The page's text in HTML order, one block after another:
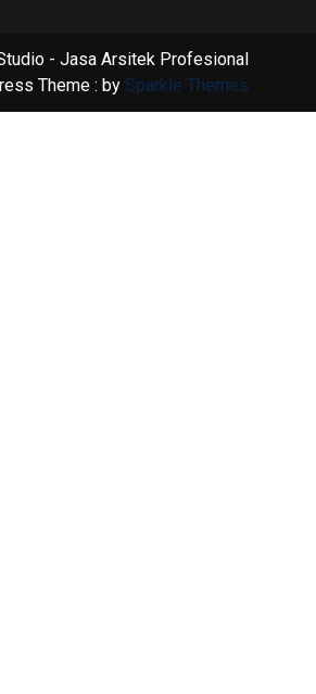
- Jasa Arsitek Profesional
Theme : by Sparkle Themes